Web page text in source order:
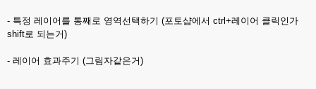
- 특정 레이어를 통째로 영역선택하기 (포토샵에서 ctrl+레이어 클릭인가
shift로 되는거)
- 레이어 효과주기 (그림자같은거)